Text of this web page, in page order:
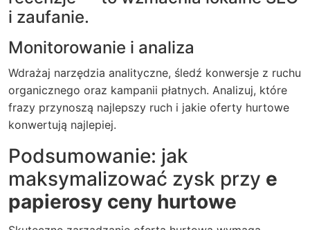
i zaufanie.
Monitorowanie i analiza
Wdrażaj narzędzia analityczne, śledź konwersje z ruchu
organicznego oraz kampanii płatnych. Analizuj, które
frazy przynoszą najlepszy ruch i jakie oferty hurtowe
konwertują najlepiej.
Podsumowanie: jak
maksymalizować zysk przy e
papierosy ceny hurtowe